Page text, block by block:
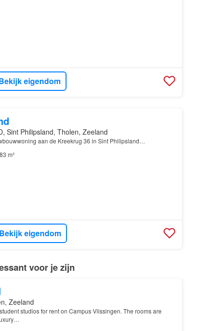
eigendom
Sint Philipsland, Tholen, Zeeland
aan de Kreekrug 36 in Sint Philipsland…
83 m²
Bekijk eigendom
voor je zijn
Zeeland
studios for rent on Campus Vlissingen. The rooms are